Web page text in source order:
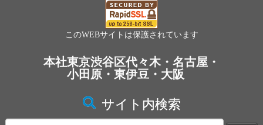
このWEBサイトは保護されています
本社東京渋谷区代々木・名古屋・
小田原・東伊豆・大阪
サイト内検索